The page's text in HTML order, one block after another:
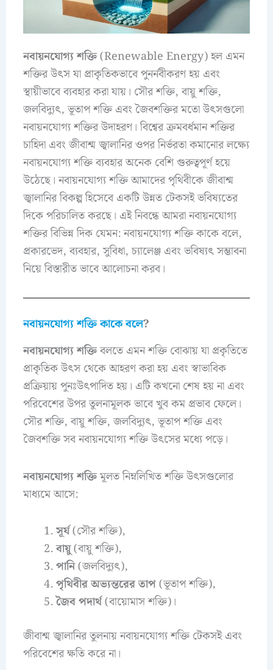
নবায়নযোগ্য শক্তি(Renewable Energy) হল এমন
শক্তির উৎস যা প্রাকৃতিকভাবে পুনর্নবীকরণ হয় এবং
স্থায়ীভাবে ব্যবহার করা যায়। সৌর শক্তি, বায়ু শক্তি,
জলবিদ্যুৎ, ভূতাপ শক্তি এবং জৈবশক্তির মতো উৎসগুলো
নবায়নযোগ্য শক্তির উদাহরণ। বিশ্বের ক্রমবর্ধমান শক্তির
চাহিদা এবং জীবাশ্ম জ্বালানির ওপর নির্ভরতা কমানোর লক্ষ্যে
নবায়নযোগ্য শক্তি ব্যবহার অনেক বেশি গুরুত্বপূর্ণ হয়ে
উঠেছে। নবায়নযোগ্য শক্তি আমাদের পৃথিবীকে জীবাশ্ম
জ্বালানির বিকল্প হিসেবে একটি উন্নত টেকসই ভবিষ্যতের
দিকে পরিচালিত করছে। এই নিবন্ধে আমরা নবায়নযোগ্য
শক্তির বিভিন্ন দিক যেমন: নবায়নযোগ্য শক্তি কাকে বলে,
প্রকারভেদ, ব্যবহার, সুবিধা, চ্যালেঞ্জ এবং ভবিষ্যৎ সম্ভাবনা
নিয়ে বিস্তারীত ভাবে আলোচনা করব।
নবায়নযোগ্য শক্তি কাকে বলে?
নবায়নযোগ্য শক্তিবলতে এমন শক্তি বোঝায় যা প্রকৃতিতে
প্রাকৃতিক উৎস থেকে আহরণ করা হয় এবং স্বাভাবিক
প্রক্রিয়ায় পুনঃউৎপাদিত হয়। এটি কখনো শেষ হয় না এবং
পরিবেশের উপর তুলনামূলক ভাবে খুব কম প্রভাব ফেলে।
সৌর শক্তি, বায়ু শক্তি, জলবিদ্যুৎ, ভূতাপ শক্তি এবং
জৈবশক্তি সব নবায়নযোগ্য শক্তি উৎসের মধ্যে পড়ে।
নবায়নযোগ্য শক্তিমূলত নিম্নলিখিত শক্তি উৎসগুলোর
মাধ্যমে আসে:
সূর্য(সৌর শক্তি),
বায়ু(বায়ু শক্তি),
পানি(জলবিদ্যুৎ),
পৃথিবীর অভ্যন্তরের তাপ(ভূতাপ শক্তি),
জৈব পদার্থ(বায়োমাস শক্তি)।
জীবাশ্ম জ্বালানির তুলনায় নবায়নযোগ্য শক্তি টেকসই এবং
পরিবেশের ক্ষতি করে না।